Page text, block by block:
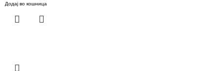
Додај во кошница